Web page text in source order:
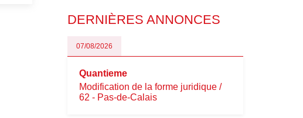
évoluent dans un contexte de contrôle
oblige les indépendants à rester
particulièrement vigilants.
DERNIÈRES ANNONCES
07/08/2026
Quantieme
Modification de la forme juridique /
62 - Pas-de-Calais